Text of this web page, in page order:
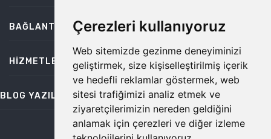
Çerezleri kullanıyoruz
Web sitemizde gezinme deneyiminizi
geliştirmek, size kişiselleştirilmiş içerik
ve hedefli reklamlar göstermek, web
sitesi trafiğimizi analiz etmek ve
ziyaretçilerimizin nereden geldiğini
anlamak için çerezleri ve diğer izleme
BAĞLANTILAR
HIZMETLER
BLOG YAZILARI